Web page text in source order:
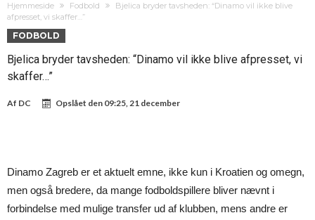
Ny sæson byder på nye regler for spansk fodbold
Hjemmeside Fodbold
Bjelica bryder tavsheden: “Dinamo vil ikke blive
afpresset, vi skaffer…”
FODBOLD
Bjelica bryder tavsheden: “Dinamo vil ikke blive afpresset, vi
skaffer…”
Af DC Opslået den 09:25, 21 december
Dinamo Zagreb er et aktuelt emne, ikke kun i Kroatien og omegn,
men også bredere, da mange fodboldspillere bliver nævnt i
forbindelse med mulige transfer ud af klubben, mens andre er